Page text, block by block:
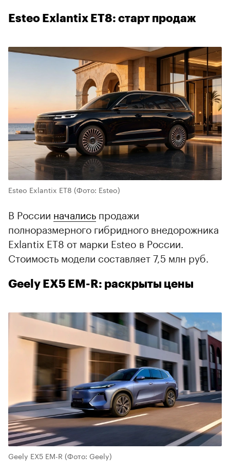
Esteo Exlantix ET8: старт продаж
Esteo Exlantix ET8 (Фото: Esteo)
В России начались продажи
полноразмерного гибридного внедорожника
Exlantix ET8 от марки Esteo в России.
Стоимость модели составляет 7,5 млн руб.
Geely EX5 EM-R: раскрыты цены
Geely EX5 EM-R (Фото: Geely)